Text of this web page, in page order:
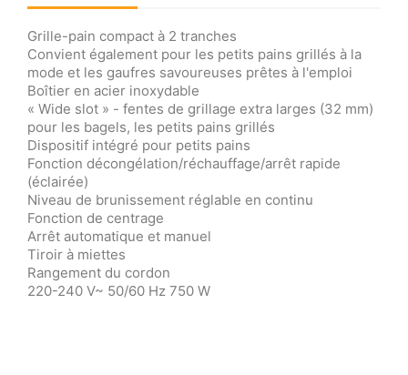
Grille-pain compact à 2 tranches
Convient également pour les petits pains grillés à la
mode et les gaufres savoureuses prêtes à l'emploi
Boîtier en acier inoxydable
« Wide slot » - fentes de grillage extra larges (32 mm)
pour les bagels, les petits pains grillés
Dispositif intégré pour petits pains
Fonction décongélation/réchauffage/arrêt rapide
(éclairée)
Niveau de brunissement réglable en continu
Fonction de centrage
Arrêt automatique et manuel
Tiroir à miettes
Rangement du cordon
220-240 V~ 50/60 Hz 750 W